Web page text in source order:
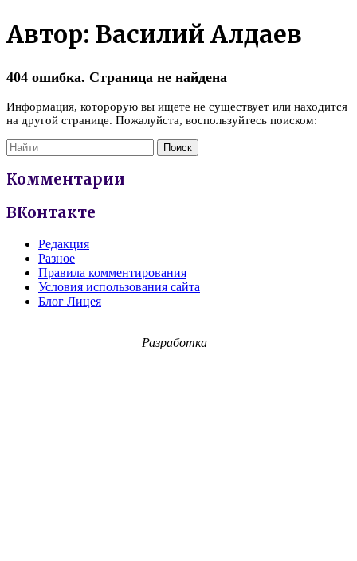
Автор: Василий Алдаев
404 ошибка. Страница не найдена
Информация, которорую вы ищете не существует или находится
на другой странице. Пожалуйста, воспользуйтесь поиском:
Комментарии
ВКонтакте
Редакция
Разное
Правила комментирования
Условия использования сайта
Блог Лицея
Разработка